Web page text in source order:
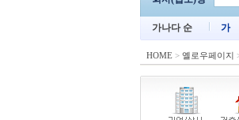
가나다 순 가
HOME > 옐로우페이지